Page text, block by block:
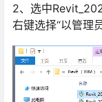
2、选中
右键选择“以管理